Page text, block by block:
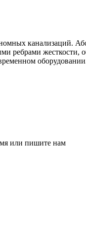
канализаций.
ребрами
или пишите нам